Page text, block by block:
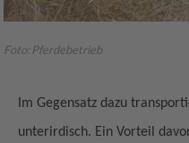
Foto: Pferdebetrieb
Im Gegensatz dazu
unterirdisch. Ein Vorteil